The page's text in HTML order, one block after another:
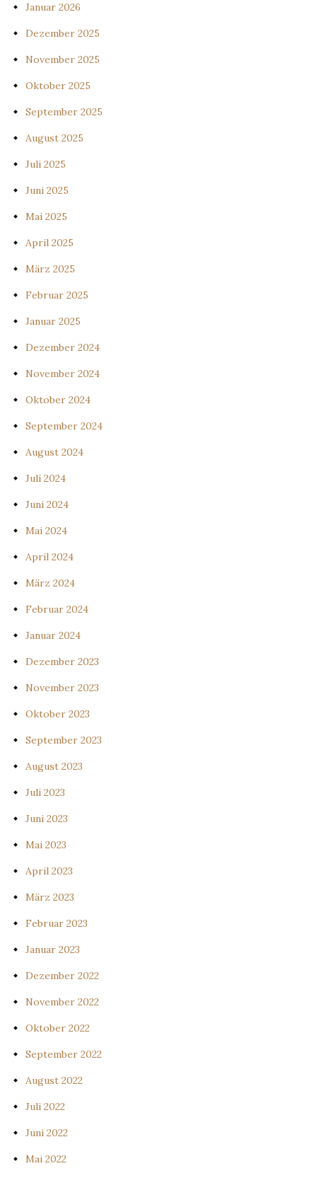
Januar 2026
Dezember 2025
November 2025
Oktober 2025
September 2025
August 2025
Juli 2025
Juni 2025
Mai 2025
April 2025
März 2025
Februar 2025
Januar 2025
Dezember 2024
November 2024
Oktober 2024
September 2024
August 2024
Juli 2024
Juni 2024
Mai 2024
April 2024
März 2024
Februar 2024
Januar 2024
Dezember 2023
November 2023
Oktober 2023
September 2023
August 2023
Juli 2023
Juni 2023
Mai 2023
April 2023
März 2023
Februar 2023
Januar 2023
Dezember 2022
November 2022
Oktober 2022
September 2022
August 2022
Juli 2022
Juni 2022
Mai 2022